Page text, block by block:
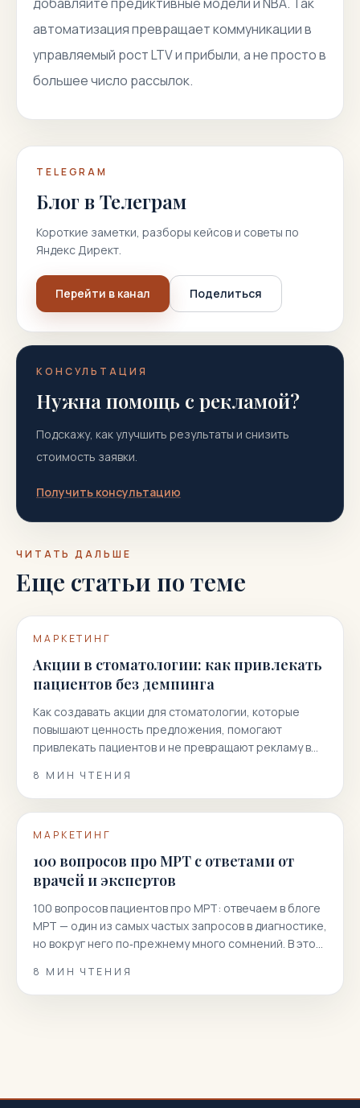
автоматизация превращает коммуникации в
управляемый рост LTV и прибыли, а не просто в
большее число рассылок.
TELEGRAM
Блог в Телеграм
Короткие заметки, разборы кейсов и советы по
Яндекс Директ.
Перейти в канал Поделиться
КОНСУЛЬТАЦИЯ
Нужна помощь с рекламой?
Подскажу, как улучшить результаты и снизить
стоимость заявки.
Получить консультацию
ЧИТАТЬ ДАЛЬШЕ
Еще статьи по теме
МАРКЕТИНГ
Акции в стоматологии: как привлекать
пациентов без демпинга
Как создавать акции для стоматологии, которые
повышают ценность предложения, помогают
привлекать пациентов и не превращают рекламу в
8 МИН ЧТЕНИЯ
МАРКЕТИНГ
100 вопросов про МРТ с ответами от
врачей и экспертов
100 вопросов пациентов про МРТ: отвечаем в блоге
МРТ — один из самых частых запросов в диагностике,
но вокруг него по‑прежнему много сомнений. В этой
пациентов и даем короткие, точные и полезные
ответы. Вы узнаете, как подготовиться к
8 МИН ЧТЕНИЯ